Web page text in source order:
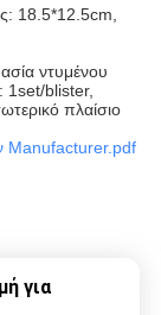
18.5*12.5cm,
ντυμένου
1set/blister,
πλαίσιο
Manufacturer.pdf
για